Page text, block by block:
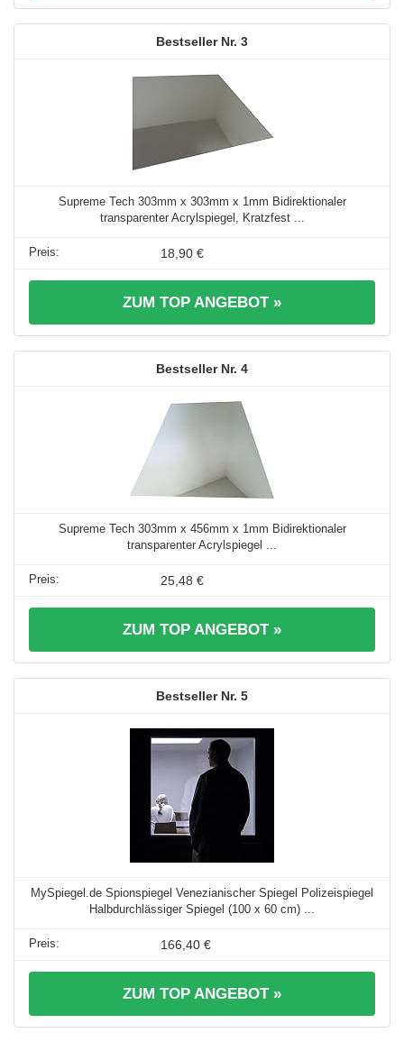
3
Supreme Tech 303mm x 303mm x 1mm Bidirektionaler
transparenter Acrylspiegel, Kratzfest ...
18,90 €
ZUM TOP ANGEBOT »
4
Supreme Tech 303mm x 456mm x 1mm Bidirektionaler
transparenter Acrylspiegel ...
25,48 €
ZUM TOP ANGEBOT »
5
MySpiegel.de Spionspiegel Venezianischer Spiegel Polizeispiegel
Halbdurchlässiger Spiegel (100 x 60 cm) ...
166,40 €
ZUM TOP ANGEBOT »